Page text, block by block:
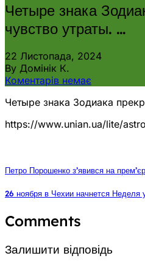
Четыре знака
чувство утраты. …
22 Листопада, 2024
By Домінік К.
Коментарів немає
Четыре знака Зодиака
https://www.unian.ua/lite/
Петро Порошенко з’явився на
26 ноября в Чехии начнется Неделя
Comments
Залишити відповідь